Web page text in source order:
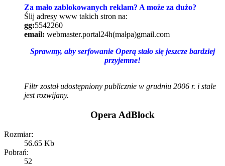
Za mało zablokowanych reklam? A może za dużo?
Ślij adresy www takich stron na:
gg:5542260
email: webmaster.portal24h(małpa)gmail.com
Sprawmy, aby serfowanie Operą stało się jeszcze bardziej
przyjemne!
Filtr został udostępniony publicznie w grudniu 2006 r. i stale
jest rozwijany.
Opera AdBlock
Rozmiar:
56.65 Kb
Pobrań:
52